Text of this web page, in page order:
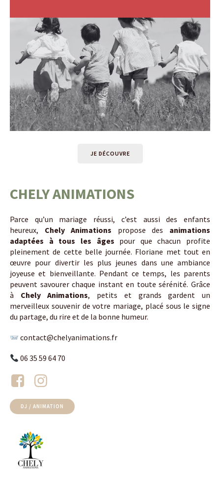
JE DÉCOUVRE
CHELY ANIMATIONS
Parce qu’un mariage réussi, c’est aussi des enfants
heureux, Chely Animations propose des animations
adaptées à tous les âges pour que chacun profite
pleinement de cette belle journée. Floriane met tout en
œuvre pour divertir les plus jeunes dans une ambiance
joyeuse et bienveillante. Pendant ce temps, les parents
peuvent savourer chaque instant en toute sérénité. Grâce
à Chely Animations, petits et grands gardent un
merveilleux souvenir de votre mariage, placé sous le signe
du partage, du rire et de la bonne humeur.
contact@chelyanimations.fr
06 35 59 64 70
DJ / ANIMATION